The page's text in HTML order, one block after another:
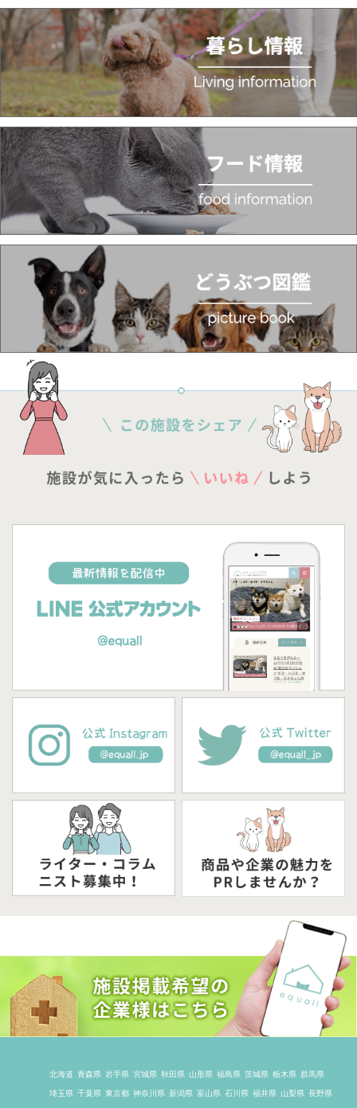
北海道 青森県 岩手県 宮城県 秋田県 山形県 福島県 茨城県 栃木県 群馬県
埼玉県 千葉県 東京都 神奈川県 新潟県 富山県 石川県 福井県 山梨県 長野県